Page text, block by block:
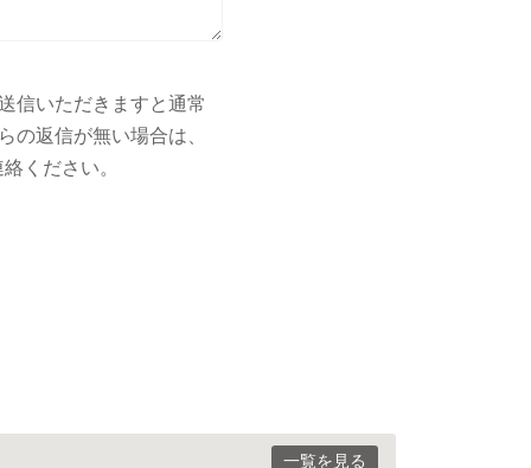
信いただきますと通常
返信が無い場合は、
ください。
一覧を見る